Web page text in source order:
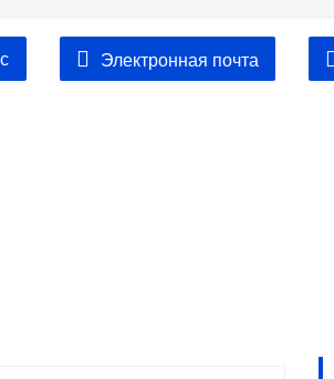
Электронная почта